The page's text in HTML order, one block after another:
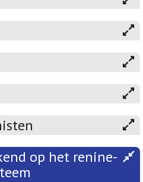
op het renine-